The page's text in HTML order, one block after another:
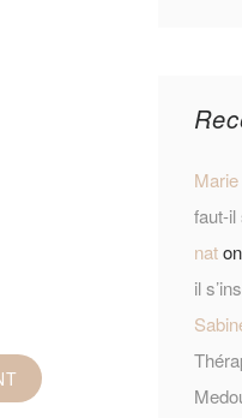
Marie
faut-il
naton
il